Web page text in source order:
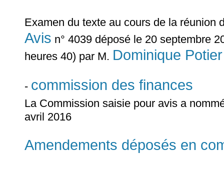
Examen du texte au cours de la réunion
Avis n° 4039 déposé le 20 septembre
heures 40) par M. Dominique Potier
- commission des finances
La Commission saisie pour avis a
avril 2016
Amendements déposés en